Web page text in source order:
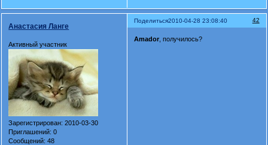
Поделиться 42
2010-04-28 23:08:40
Анастасия Ланге
Активный участник
Зарегистрирован: 2010-03-30
Приглашений: 0
Сообщений: 48
Amador , получилось?